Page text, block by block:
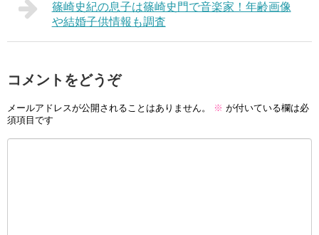
篠崎史紀の息子は篠崎史門で音楽家！年齢画像
や結婚子供情報も調査
コメントをどうぞ
メールアドレスが公開されることはありません。 ※ が付いている欄は必
須項目です